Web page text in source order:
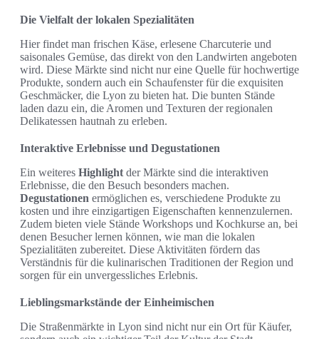
Die Vielfalt der lokalen Spezialitäten
Hier findet man frischen Käse, erlesene Charcuterie und
saisonales Gemüse, das direkt von den Landwirten angeboten
wird. Diese Märkte sind nicht nur eine Quelle für hochwertige
Produkte, sondern auch ein Schaufenster für die exquisiten
Geschmäcker, die Lyon zu bieten hat. Die bunten Stände
laden dazu ein, die Aromen und Texturen der regionalen
Delikatessen hautnah zu erleben.
Interaktive Erlebnisse und Degustationen
Ein weiteres Highlight der Märkte sind die interaktiven
Erlebnisse, die den Besuch besonders machen.
Degustationen ermöglichen es, verschiedene Produkte zu
kosten und ihre einzigartigen Eigenschaften kennenzulernen.
Zudem bieten viele Stände Workshops und Kochkurse an, bei
denen Besucher lernen können, wie man die lokalen
Spezialitäten zubereitet. Diese Aktivitäten fördern das
Verständnis für die kulinarischen Traditionen der Region und
sorgen für ein unvergessliches Erlebnis.
Lieblingsmarkstände der Einheimischen
Die Straßenmärkte in Lyon sind nicht nur ein Ort für Käufer,